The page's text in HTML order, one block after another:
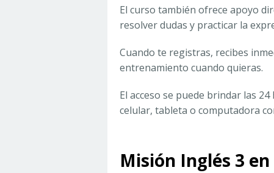
El curso también ofrece apoyo
resolver dudas y practicar la
Cuando te registras, recibes
entrenamiento cuando quieras.
El acceso se puede brindar las
celular, tableta o computadora
Misión Inglés 3